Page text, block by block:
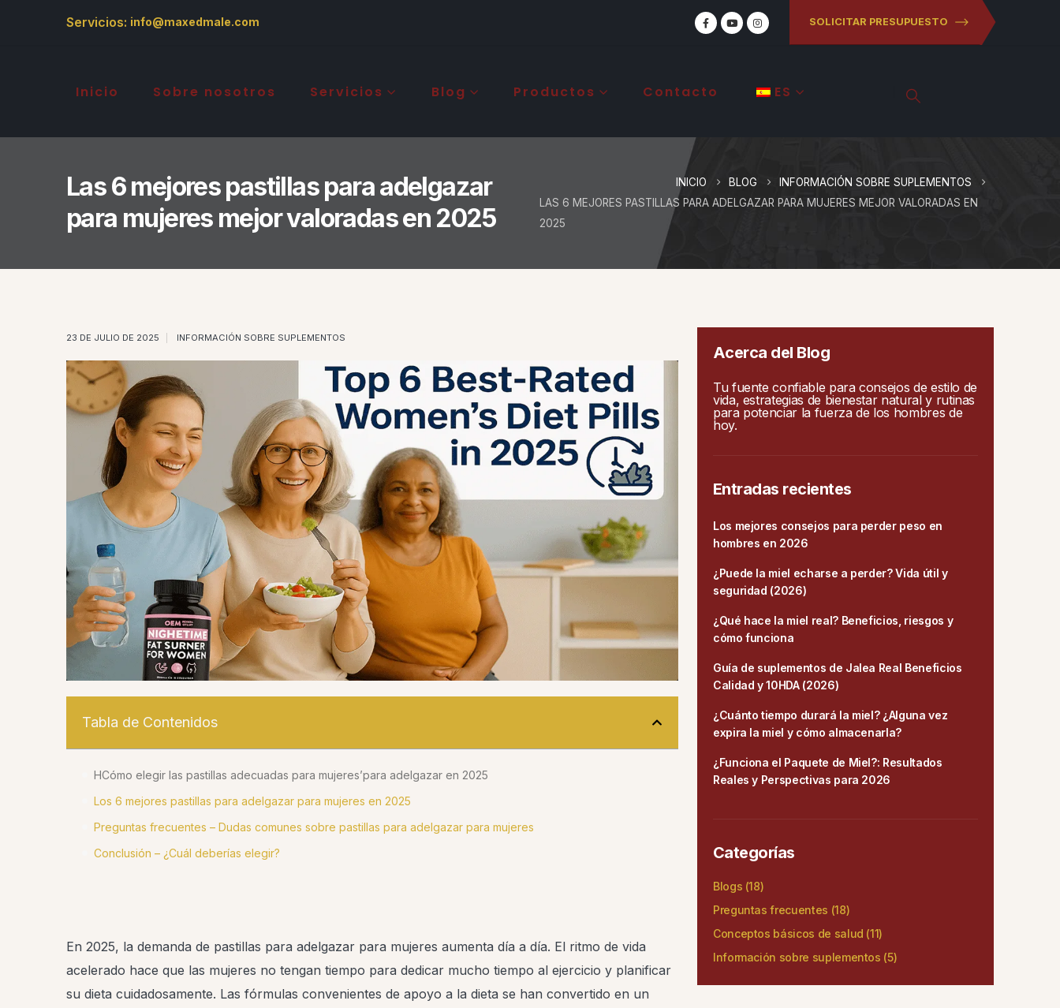
Servicios: info@maxedmale.com SOLICITAR PRESUPUESTO
Inicio Sobre nosotros Servicios Blog Productos Contacto ES
Las 6 mejores pastillas para adelgazar
para mujeres mejor valoradas en 2025
INICIO BLOG
INFORMACIÓN SOBRE SUPLEMENTOS
LAS 6 MEJORES PASTILLAS PARA ADELGAZAR PARA MUJERES MEJOR VALORADAS EN
2025
23 DE JULIO DE 2025 INFORMACIÓN SOBRE SUPLEMENTOS
Tabla de Contenidos
HCómo elegir las pastillas adecuadas para mujeres’para adelgazar en 2025
Los 6 mejores pastillas para adelgazar para mujeres en 2025
Preguntas frecuentes – Dudas comunes sobre pastillas para adelgazar para mujeres
Conclusión – ¿Cuál deberías elegir?
En 2025, la demanda de pastillas para adelgazar para mujeres aumenta día a día. El ritmo de vida
acelerado hace que las mujeres no tengan tiempo para dedicar mucho tiempo al ejercicio y planificar
su dieta cuidadosamente. Las fórmulas convenientes de apoyo a la dieta se han convertido en un
Acerca del Blog
Tu fuente confiable para consejos de estilo de
vida, estrategias de bienestar natural y rutinas
para potenciar la fuerza de los hombres de
hoy.
Entradas recientes
Los mejores consejos para perder peso en
hombres en 2026
¿Puede la miel echarse a perder? Vida útil y
seguridad (2026)
¿Qué hace la miel real? Beneficios, riesgos y
cómo funciona
Guía de suplementos de Jalea Real Beneficios
Calidad y 10HDA (2026)
¿Cuánto tiempo durará la miel? ¿Alguna vez
expira la miel y cómo almacenarla?
¿Funciona el Paquete de Miel?: Resultados
Reales y Perspectivas para 2026
Categorías
Blogs (18)
Preguntas frecuentes (18)
Conceptos básicos de salud (11)
Información sobre suplementos (5)